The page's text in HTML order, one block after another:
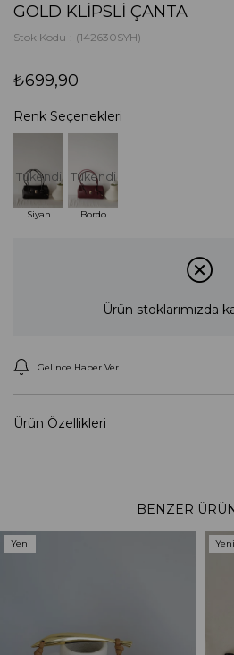
GOLD KLIPSLI ÇANTA
Stok Kodu (142630SYH)
₺699,90
Renk Seçenekleri
Tükendi
Siyah
Tükendi
Bordo
Ürün stoklarımızda
Gelince Haber Ver
Ürün Özellikleri
BENZER
Yeni
Yeni